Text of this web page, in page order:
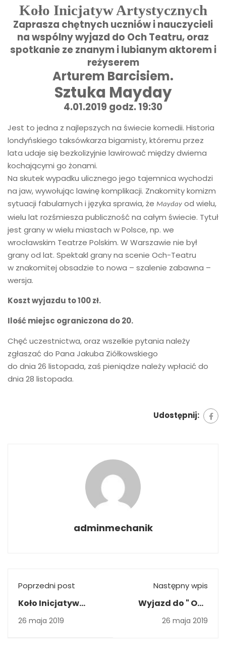
Koło Inicjatyw Artystycznych
Zaprasza chętnych uczniów i nauczycieli
na wspólny wyjazd do Och Teatru, oraz
spotkanie ze znanym i lubianym aktorem i
reżyserem
Arturem Barcisiem.
Sztuka Mayday
4.01.2019 godz. 19:30
Jest to jedna z najlepszych na świecie komedii. Historia
londyńskiego taksówkarza bigamisty, któremu przez
lata udaje się bezkolizyjnie lawirować między dwiema
kochającymi go żonami.
Na skutek wypadku ulicznego jego tajemnica wychodzi
na jaw, wywołując lawinę komplikacji. Znakomity komizm
sytuacji fabularnych i języka sprawia, że Mayday od wielu,
wielu lat rozśmiesza publiczność na całym świecie. Tytuł
jest grany w wielu miastach w Polsce, np. we
wrocławskim Teatrze Polskim. W Warszawie nie był
grany od lat. Spektakl grany na scenie Och-Teatru
w znakomitej obsadzie to nowa – szalenie zabawna –
wersja.
Koszt wyjazdu to 100 zł.
Ilość miejsc ograniczona do 20.
Chęć uczestnictwa, oraz wszelkie pytania należy
zgłaszać do Pana Jakuba Ziółkowskiego
do dnia 26 listopada, zaś pieniądze należy wpłacić do
dnia 28 listopada.
Udostępnij:
adminmechanik
Poprzedni post
Koło Inicjatyw
Artystycznych -
członkowie
26 maja 2019
Następny wpis
Wyjazd do " Och
Teatru"
26 maja 2019